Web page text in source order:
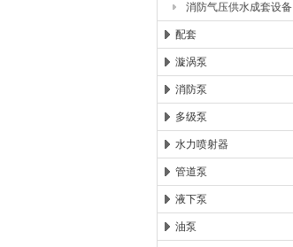
消防气压供水成套设备
配套
漩涡泵
消防泵
多级泵
水力喷射器
管道泵
液下泵
油泵